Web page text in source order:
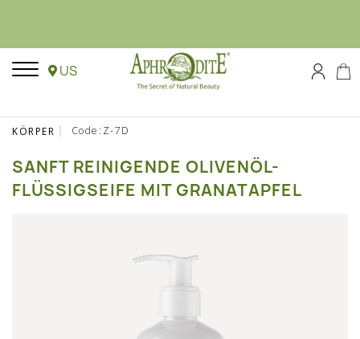
US
KÖRPER Code:Z-7D
SANFT REINIGENDE OLIVENÖL-
FLÜSSIGSEIFE MIT GRANATAPFEL